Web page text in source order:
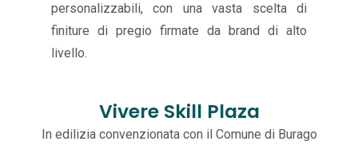
personalizzabili, con una vasta scelta di
finiture di pregio firmate da brand di alto
livello.
Vivere Skill Plaza
In edilizia convenzionata con il Comune di Burago